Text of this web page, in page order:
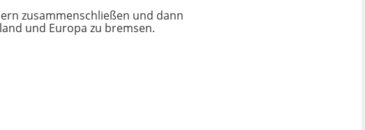
zusammenschließen und dann
und Europa zu bremsen.